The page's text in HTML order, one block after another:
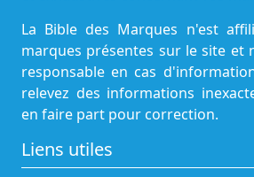
La Bible des Marques n'est
marques présentes sur le site et
responsable en cas
relevez des informations
en faire part pour correction.
Liens utiles